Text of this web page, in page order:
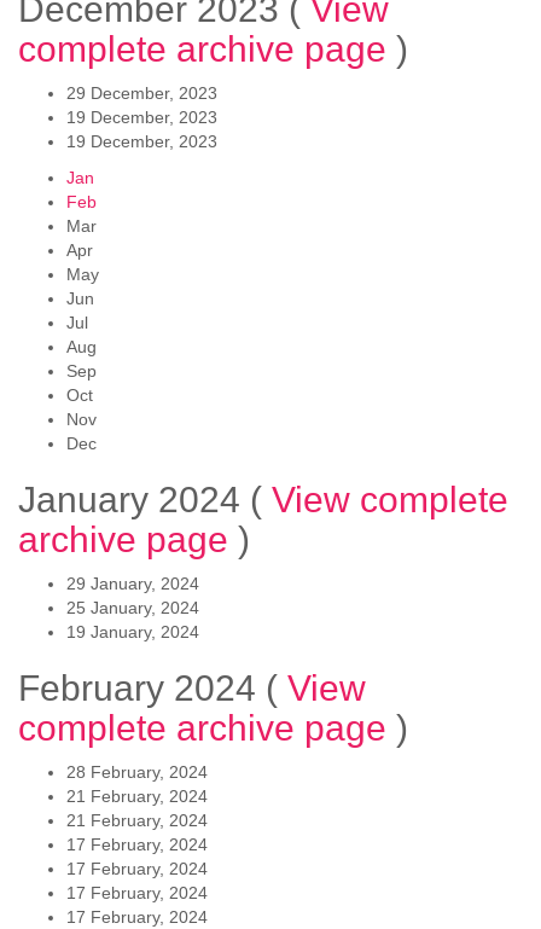
December 2023 ( View
complete archive page )
29 December, 2023
19 December, 2023
19 December, 2023
Jan
Feb
Mar
Apr
May
Jun
Jul
Aug
Sep
Oct
Nov
Dec
January 2024 ( View complete
archive page )
29 January, 2024
25 January, 2024
19 January, 2024
February 2024 ( View
complete archive page )
28 February, 2024
21 February, 2024
21 February, 2024
17 February, 2024
17 February, 2024
17 February, 2024
17 February, 2024